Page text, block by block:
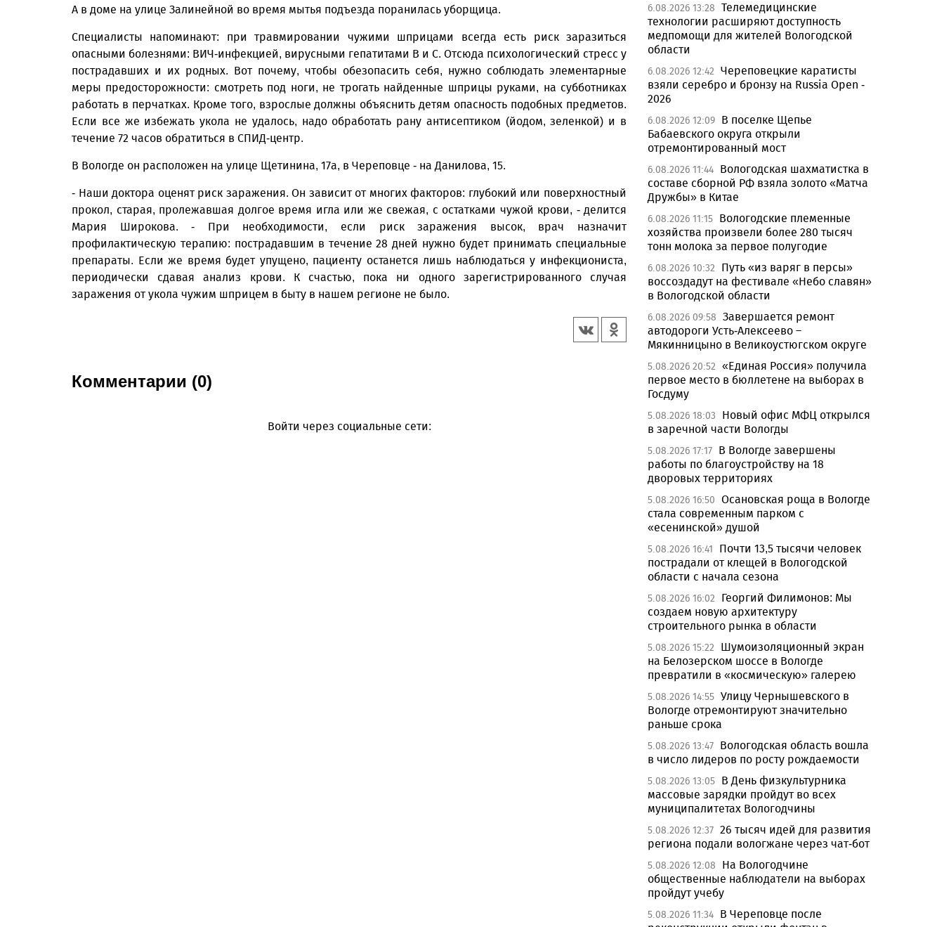
А в доме на улице Залинейной во время мытья подъезда поранилась уборщица.
Специалисты напоминают: при травмировании чужими шприцами всегда есть риск заразиться
опасными болезнями: ВИЧ-инфекцией, вирусными гепатитами В и С. Отсюда психологический стресс у
пострадавших и их родных. Вот почему, чтобы обезопасить себя, нужно соблюдать элементарные
меры предосторожности: смотреть под ноги, не трогать найденные шприцы руками, на субботниках
работать в перчатках. Кроме того, взрослые должны объяснить детям опасность подобных предметов.
Если все же избежать укола не удалось, надо обработать рану антисептиком (йодом, зеленкой) и в
течение 72 часов обратиться в СПИД-центр.
В Вологде он расположен на улице Щетинина, 17а, в Череповце - на Данилова, 15.
- Наши доктора оценят риск заражения. Он зависит от многих факторов: глубокий или поверхностный
прокол, старая, пролежавшая долгое время игла или же свежая, с остатками чужой крови, - делится
Мария Широкова. - При необходимости, если риск заражения высок, врач назначит
профилактическую терапию: пострадавшим в течение 28 дней нужно будет принимать специальные
препараты. Если же время будет упущено, пациенту останется лишь наблюдаться у инфекциониста,
периодически сдавая анализ крови. К счастью, пока ни одного зарегистрированного случая
заражения от укола чужим шприцем в быту в нашем регионе не было.
Комментарии (0)
Войти через социальные сети:
6.08.2026 13:28 Телемедицинские
технологии расширяют доступность
медпомощи для жителей Вологодской
области
6.08.2026 12:42 Череповецкие каратисты
взяли серебро и бронзу на Russia Open -
2026
6.08.2026 12:09 В поселке Щепье
Бабаевского округа открыли
отремонтированный мост
6.08.2026 11:44 Вологодская шахматистка в
составе сборной РФ взяла золото «Матча
Дружбы» в Китае
6.08.2026 11:15 Вологодские племенные
хозяйства произвели более 280 тысяч
тонн молока за первое полугодие
6.08.2026 10:32
Путь «из варяг в персы»
воссоздадут на фестивале «Небо славян»
в Вологодской области
6.08.2026 09:58 Завершается ремонт
автодороги Усть-Алексеево –
Мякинницыно в Великоустюгском округе
5.08.2026 20:52 «Единая Россия» получила
первое место в бюллетене на выборах в
Госдуму
5.08.2026 18:03
Новый офис МФЦ открылся
в заречной части Вологды
5.08.2026 17:17 В Вологде завершены
работы по благоустройству на 18
дворовых территориях
5.08.2026 16:50 Осановская роща в Вологде
стала современным парком с
«есенинской» душой
5.08.2026 16:41
Почти 13,5 тысячи человек
пострадали от клещей в Вологодской
области с начала сезона
5.08.2026 16:02
Георгий Филимонов: Мы
создаем новую архитектуру
строительного рынка в области
5.08.2026 15:22
Шумоизоляционный экран
на Белозерском шоссе в Вологде
превратили в «космическую» галерею
5.08.2026 14:55 Улицу Чернышевского в
Вологде отремонтируют значительно
раньше срока
5.08.2026 13:47 Вологодская область вошла
в число лидеров по росту рождаемости
5.08.2026 13:05 В День физкультурника
массовые зарядки пройдут во всех
муниципалитетах Вологодчины
5.08.2026 12:37 26 тысяч идей для развития
региона подали вологжане через чат-бот
5.08.2026 12:08
На Вологодчине
общественные наблюдатели на выборах
пройдут учебу
5.08.2026 11:34 В Череповце после